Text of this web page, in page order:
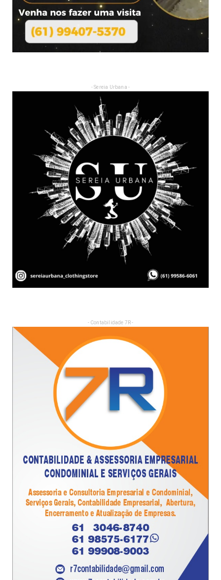
- Sereia Urbana -
- Contabilidade 7R -